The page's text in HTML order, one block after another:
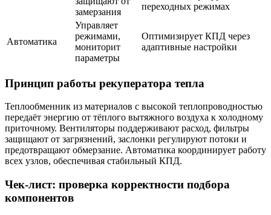
замерзания
переходных режимах
Автоматика
Управляет
режимами,
мониторит
параметры
Оптимизирует КПД через
адаптивные настройки
Принцип работы рекуператора тепла
Теплообменник из материалов с высокой теплопроводностью
передаёт энергию от тёплого вытяжного воздуха к холодному
приточному. Вентиляторы поддерживают расход, фильтры
защищают от загрязнений, заслонки регулируют потоки и
предотвращают обмерзание. Автоматика координирует работу
всех узлов, обеспечивая стабильный КПД.
Чек-лист: проверка корректности подбора
компонентов